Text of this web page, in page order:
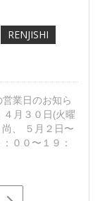
RENJISHI
業日のお知ら
月３０日(火曜
、 ５月２日〜
００〜１９：